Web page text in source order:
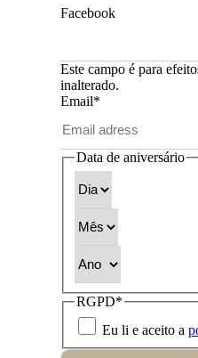
Facebook
Este campo é para
inalterado.
Email*
Data de aniversário
RGPD*
Eu li e aceito a